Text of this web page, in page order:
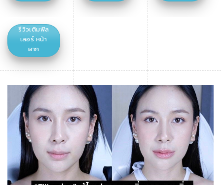
รีวิวเติมฟิล
เลอร์ หน้า
ผาก